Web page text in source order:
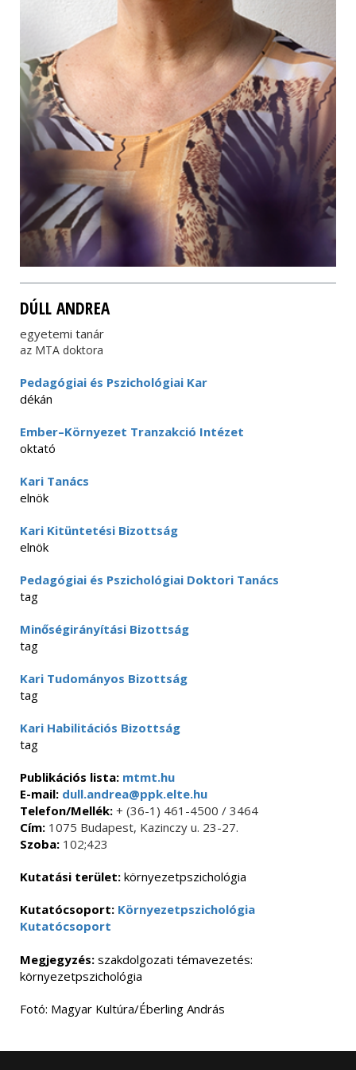
DÚLL ANDREA
egyetemi tanár
az MTA doktora
Pedagógiai és Pszichológiai Kar
dékán
Ember–Környezet Tranzakció Intézet
oktató
Kari Tanács
elnök
Kari Kitüntetési Bizottság
elnök
Pedagógiai és Pszichológiai Doktori Tanács
tag
Minőségirányítási Bizottság
tag
Kari Tudományos Bizottság
tag
Kari Habilitációs Bizottság
tag
Publikációs lista: mtmt.hu
E-mail: dull.andrea@ppk.elte.hu
Telefon/Mellék: + (36-1) 461-4500 / 3464
Cím: 1075 Budapest, Kazinczy u. 23-27.
Szoba: 102;423
Kutatási terület: környezetpszichológia
Kutatócsoport: Környezetpszichológia
Kutatócsoport
Megjegyzés: szakdolgozati témavezetés:
környezetpszichológia
Fotó: Magyar Kultúra/Éberling András